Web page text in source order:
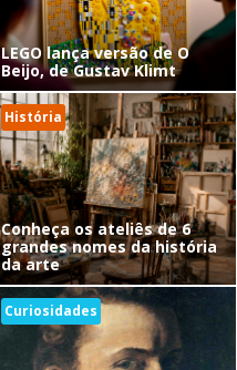
LEGO lança versão de O
Beijo, de Gustav Klimt
História
Conheça os ateliês de 6
grandes nomes da história
da arte
Curiosidades